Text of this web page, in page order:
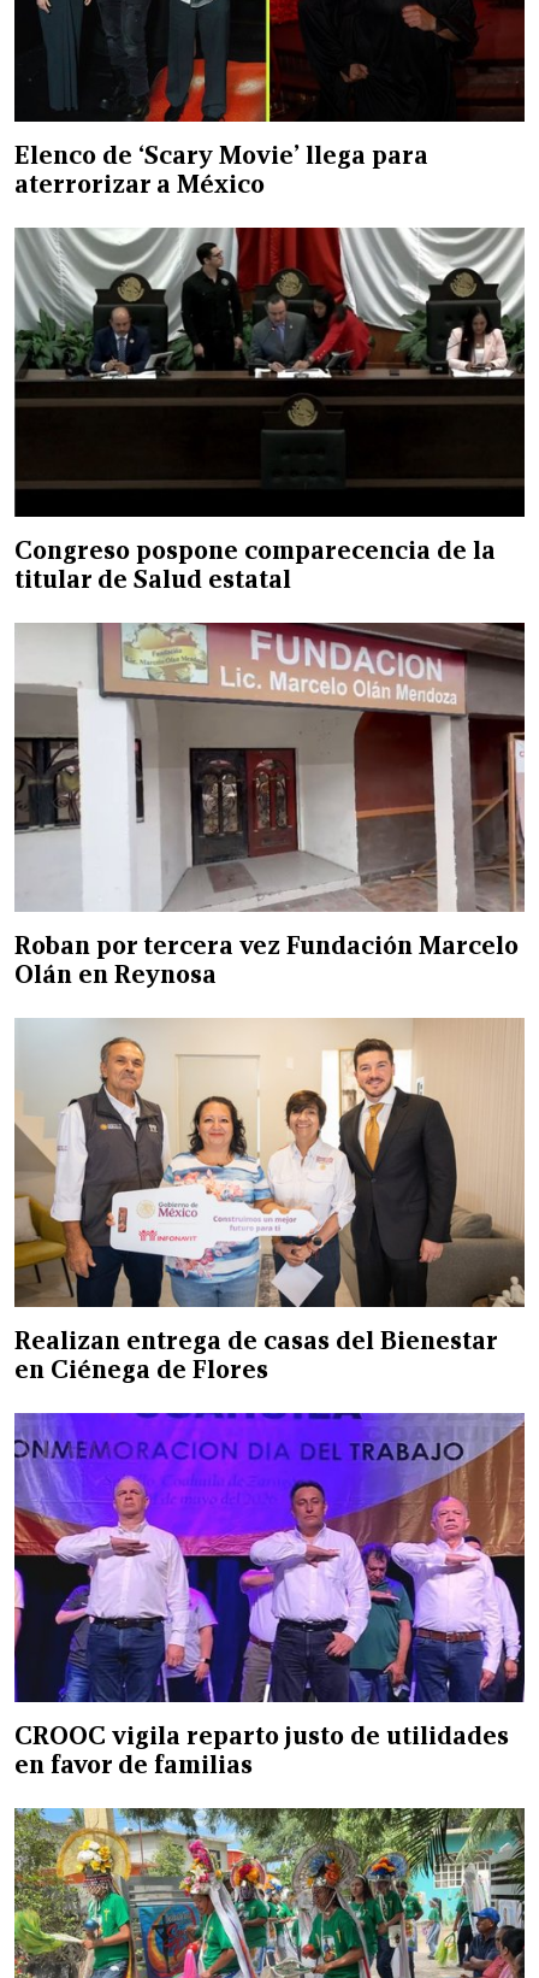
Elenco de ‘Scary Movie’ llega para
aterrorizar a México
Congreso pospone comparecencia de la
titular de Salud estatal
Roban por tercera vez Fundación Marcelo
Olán en Reynosa
Realizan entrega de casas del Bienestar
en Ciénega de Flores
CROOC vigila reparto justo de utilidades
en favor de familias